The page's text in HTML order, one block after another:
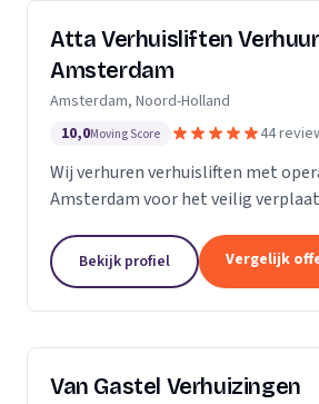
Atta Verhuisliften Verhuur
Amsterdam
Amsterdam, Noord-Holland
10,0Moving Score 44
Wij verhuren verhuisliften met
Amsterdam voor het veilig
Bekijk profiel Vergelijk
Van Gastel Verhuizingen